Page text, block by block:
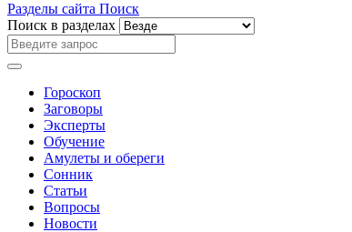
Разделы сайта Поиск
Поиск в разделах
Гороскоп
Заговоры
Эксперты
Обучение
Амулеты и обереги
Сонник
Статьи
Вопросы
Новости